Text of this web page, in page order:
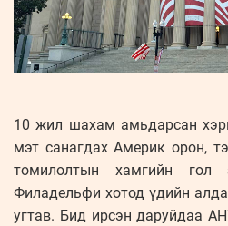
10 жил шахам амьдарсан
мэт санагдах Америк орон,
томилолтын хамгийн гол
Филадельфи хотод үдийн
угтав. Бид ирсэн даруйдаа